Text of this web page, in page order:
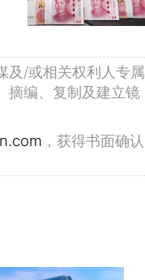
及/或相关权利人专属
摘编、复制及建立镜
，获得书面确认